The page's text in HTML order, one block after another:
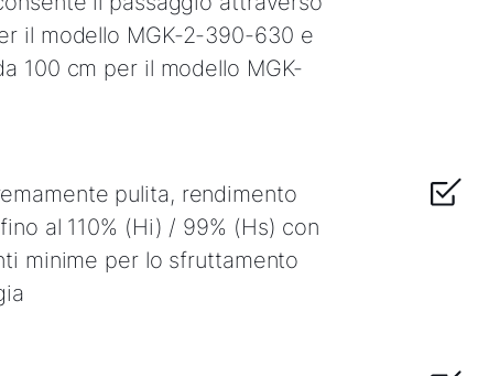
il modello MGK-2-390-630 e
100 cm per il modello MGK-
pulita, rendimento
al 110% (Hi) / 99% (Hs) con
minime per lo sfruttamento